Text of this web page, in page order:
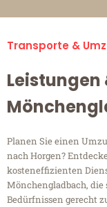
Transporte &
Leistungen
Planen Sie einen
nach Horgen?
kosteneffizienten
Mönchengladbach,
Bedürfnissen gerecht